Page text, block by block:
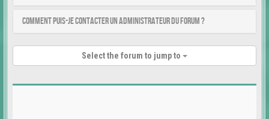
Comment puis-je contacter un administrateur du forum ?
Select the forum to jump to